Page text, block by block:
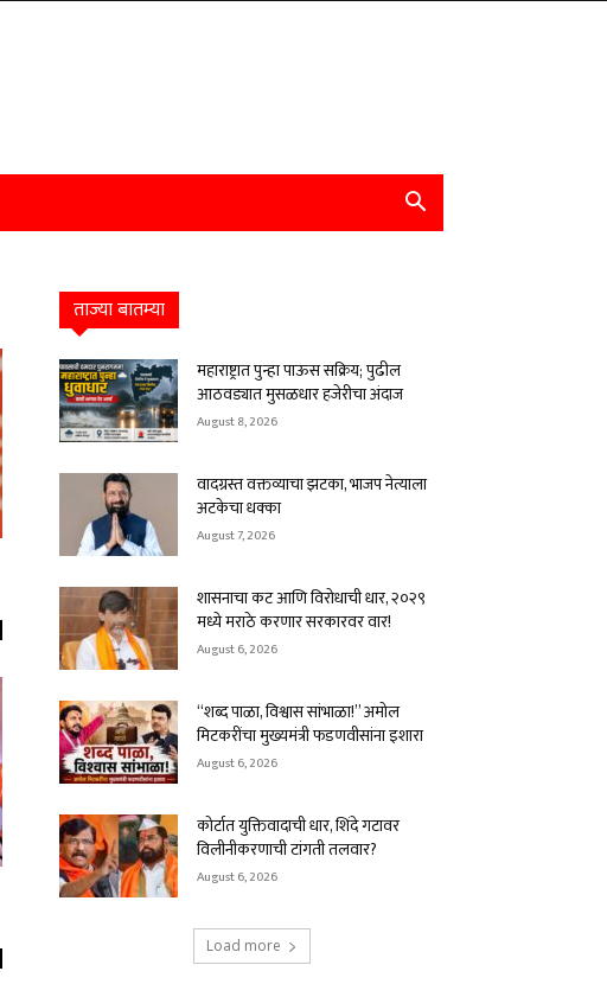
ताज्या बातम्या
महाराष्ट्रात पुन्हा पाऊस सक्रिय; पुढील
आठवड्यात मुसळधार हजेरीचा अंदाज
August 8, 2026
वादग्रस्त वक्तव्याचा झटका, भाजप नेत्याला
अटकेचा धक्का
August 7, 2026
शासनाचा कट आणि विरोधाची धार, २०२९
मध्ये मराठे करणार सरकारवर वार!
August 6, 2026
“शब्द पाळा, विश्वास सांभाळा!” अमोल
मिटकरींचा मुख्यमंत्री फडणवीसांना इशारा
August 6, 2026
कोर्टात युक्तिवादाची धार, शिंदे गटावर
विलीनीकरणाची टांगती तलवार?
August 6, 2026
Load more